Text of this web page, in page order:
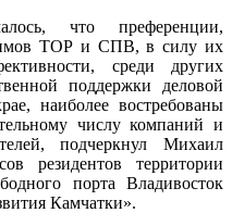
что преференции,
ТОР и СПВ, в силу их
среди других
поддержки деловой
наиболее востребованы
числу компаний и
подчеркнул Михаил
резидентов территории
порта Владивосток
Камчатки».